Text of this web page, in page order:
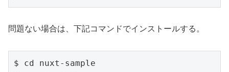
問題ない場合は、下記コマンドでインストールする。
$ cd nuxt-sample